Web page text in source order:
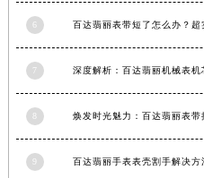
6 百达翡丽表带短了怎么办？超
7 深度解析：百达翡丽机械表
8 焕发时光魅力：百达翡丽表带
9 百达翡丽手表表壳割手解决方